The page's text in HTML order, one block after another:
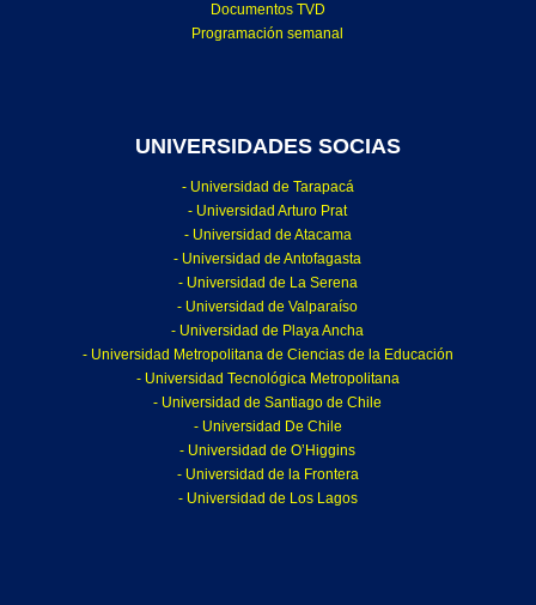
Documentos TVD
Programación semanal
UNIVERSIDADES SOCIAS
- Universidad de Tarapacá
- Universidad Arturo Prat
- Universidad de Atacama
- Universidad de Antofagasta
- Universidad de La Serena
- Universidad de Valparaíso
- Universidad de Playa Ancha
- Universidad Metropolitana de Ciencias de la Educación
- Universidad Tecnológica Metropolitana
- Universidad de Santiago de Chile
- Universidad De Chile
- Universidad de O’Higgins
- Universidad de la Frontera
- Universidad de Los Lagos